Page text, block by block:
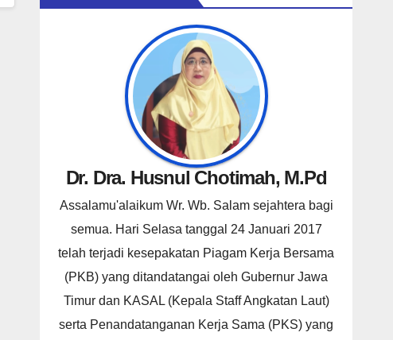
Dr. Dra. Husnul Chotimah, M.Pd
Assalamu'alaikum Wr. Wb. Salam sejahtera bagi
semua. Hari Selasa tanggal 24 Januari 2017
telah terjadi kesepakatan Piagam Kerja Bersama
(PKB) yang ditandatangai oleh Gubernur Jawa
Timur dan KASAL (Kepala Staff Angkatan Laut)
serta Penandatanganan Kerja Sama (PKS) yang